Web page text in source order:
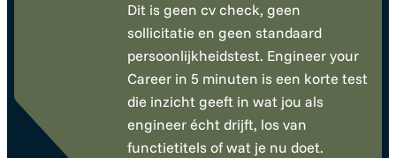
Dit is geen cv check, geen
sollicitatie en geen standaard
persoonlijkheidstest. Engineer your
Career in 5 minuten is een korte test
die inzicht geeft in wat jou als
engineer écht drijft, los van
functietitels of wat je nu doet.